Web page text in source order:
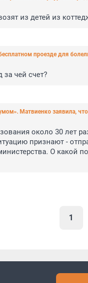
из детей из
проезде для
чей счет?
Матвиенко заявила,
около 30 лет
признают -
О какой
1